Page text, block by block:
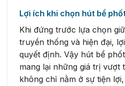
Lợi ích khi chọn hút bể
Khi đứng trước lựa chọn
truyền thống và hiện đại,
quyết định. Vậy hút bể
mang lại những giá trị vượt
không chỉ nằm ở sự tiện